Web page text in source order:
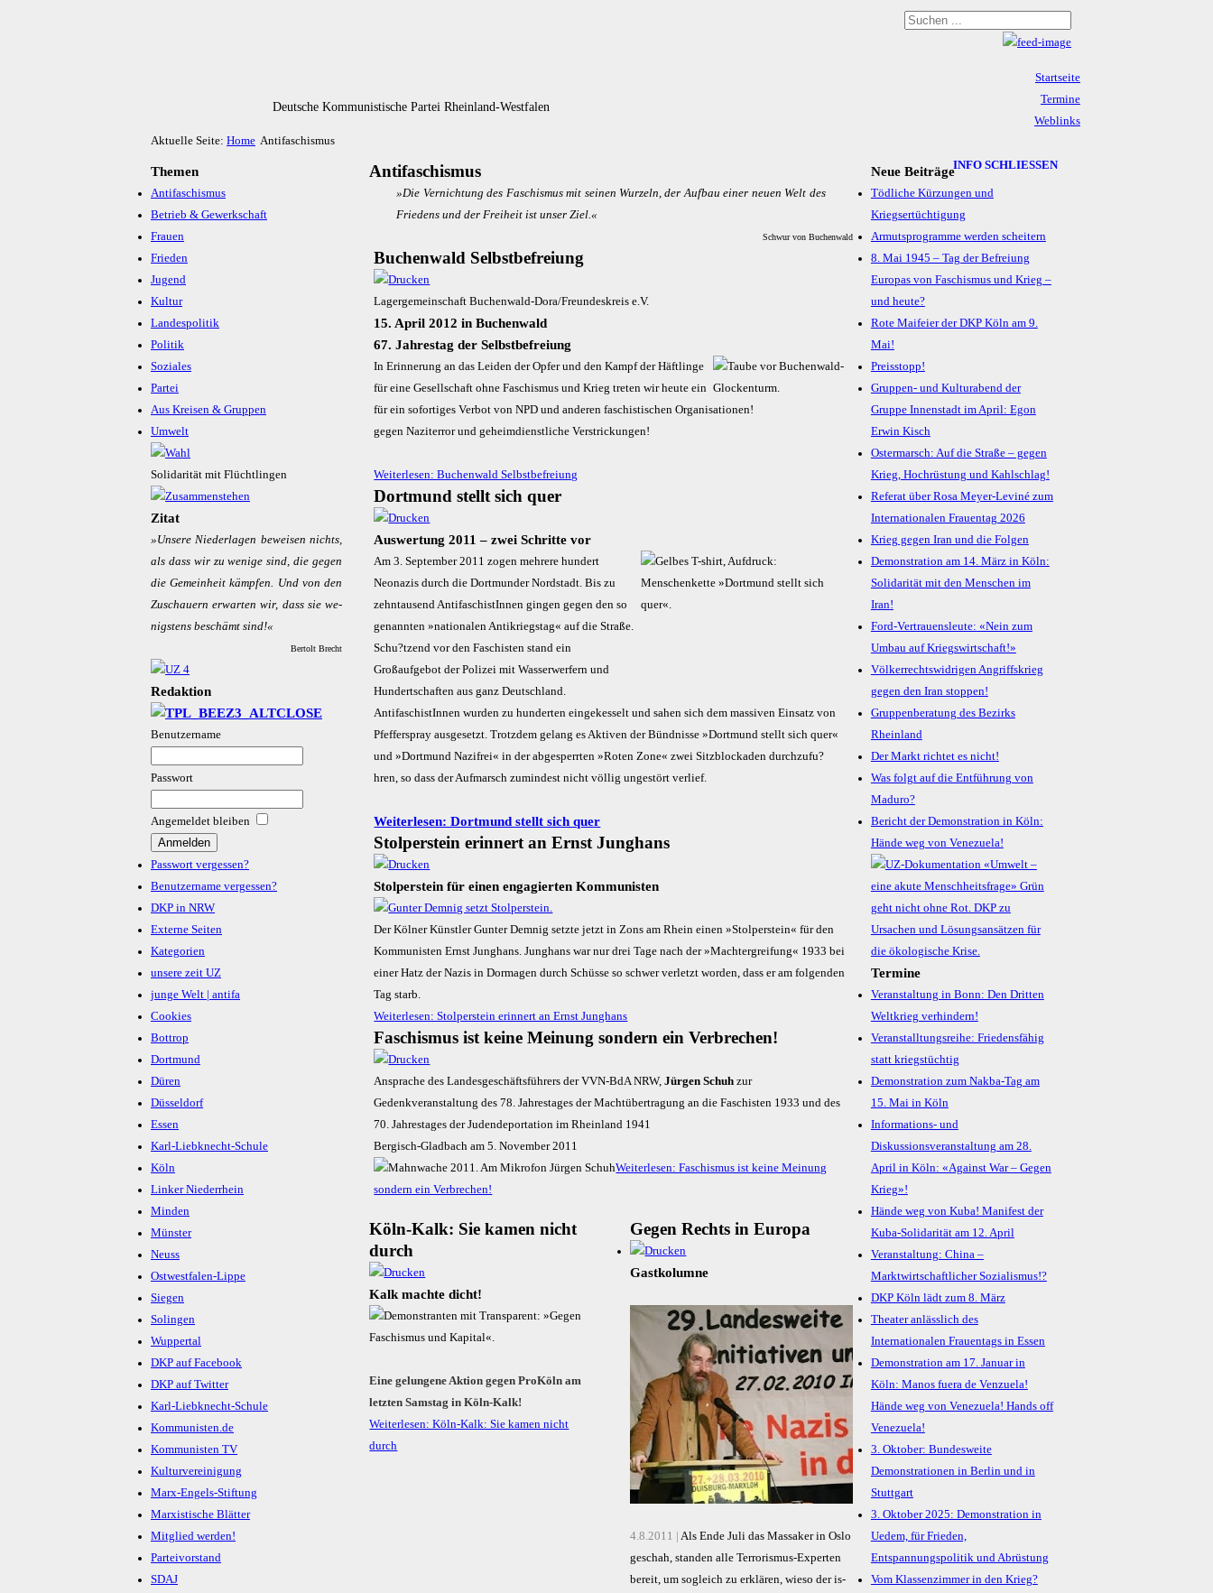
Deutsche Kommunistische Partei Rheinland-Westfalen
Startseite
Termine
Weblinks
Impressum & Datenschutz
Aktuelle Seite: Home Antifaschismus
Themen
Antifaschismus
Betrieb & Gewerkschaft
Frauen
Frieden
Jugend
Kultur
Landespolitik
Politik
Soziales
Partei
Aus Kreisen & Gruppen
Umwelt
Solidarität mit Flüchtlingen
Zitat
»Un­se­re Nie­der­la­gen be­wei­sen nichts,
als dass wir zu we­ni­ge sind, die ge­gen
die Ge­mein­heit kämp­fen. Und von den
Zu­schau­ern er­war­ten wir, dass sie we­
nigs­tens be­schämt sind!«
Bertolt Brecht
Redaktion
Benutzername
Passwort
Angemeldet bleiben
Passwort vergessen?
Benutzername vergessen?
DKP in NRW
Externe Seiten
Kategorien
unsere zeit UZ
junge Welt | antifa
Cookies
Bottrop
Dortmund
Düren
Düsseldorf
Essen
Karl-Liebknecht-Schule
Köln
Linker Niederrhein
Minden
Münster
Neuss
Ostwestfalen-Lippe
Siegen
Solingen
Wuppertal
DKP auf Facebook
DKP auf Twitter
Karl-Liebknecht-Schule
Kommunisten.de
Kommunisten TV
Kulturvereinigung
Marx-Engels-Stiftung
Marxistische Blätter
Mitglied werden!
Parteivorstand
SDAJ
Antifaschismus
»Die Ver­nich­tung des Fa­schis­mus mit sei­nen Wur­zeln, der Auf­bau ei­ner neu­en Welt des
Frie­dens und der Frei­heit ist un­ser Ziel.«
Schwur von Buchenwald
Buchenwald Selbstbefreiung
Lagergemeinschaft Buchenwald-Dora/Freundeskreis e.V.
15. April 2012 in Buchenwald
67. Jahrestag der Selbstbefreiung
In Erinnerung an das Leiden der Opfer und den Kampf der Häftlinge
für eine Gesellschaft ohne Faschismus und Krieg treten wir heute ein
für ein sofortiges Verbot von NPD und anderen faschistischen Organisationen!
gegen Naziterror und geheimdienstliche Verstrickungen!
Weiterlesen: Buchenwald Selbstbefreiung
Dortmund stellt sich quer
Auswertung 2011 – zwei Schritte vor
Am 3. September 2011 zogen mehrere hundert
Neonazis durch die Dortmunder Nordstadt. Bis zu
zehntausend AntifaschistInnen gingen gegen den so
genannten »nationalen Antikriegstag« auf die Straße.
Schu?tzend vor den Faschisten stand ein
Großaufgebot der Polizei mit Wasserwerfern und
Hundertschaften aus ganz Deutschland.
AntifaschistInnen wurden zu hunderten eingekesselt und sahen sich dem massiven Einsatz von
Pfefferspray ausgesetzt. Trotzdem gelang es Aktiven der Bündnisse »Dortmund stellt sich quer«
und »Dortmund Nazifrei« in der abgesperrten »Roten Zone« zwei Sitzblockaden durchzufu?
hren, so dass der Aufmarsch zumindest nicht völlig ungestört verlief.
Weiterlesen: Dortmund stellt sich quer
Stolperstein erinnert an Ernst Junghans
Stolperstein für einen engagierten Kommunisten
Der Kölner Künstler Gunter Demnig setzte jetzt in Zons am Rhein einen »Stolperstein« für den
Kommunisten Ernst Junghans. Junghans war nur drei Tage nach der »Machtergreifung« 1933 bei
einer Hatz der Nazis in Dormagen durch Schüsse so schwer verletzt worden, dass er am folgenden
Tag starb.
Weiterlesen: Stolperstein erinnert an Ernst Junghans
Faschismus ist keine Meinung sondern ein Verbrechen!
Ansprache des Landesgeschäftsführers der VVN-BdA NRW,Jürgen Schuh zur
Gedenkveranstaltung des 78. Jahrestages der Macht­über­tra­gung an die Faschisten 1933 und des
70. Jahres­tages der Juden­de­por­ta­tion im Rheinland 1941
Bergisch-Gladbach am 5. November 2011
Weiterlesen: Faschismus ist keine Meinung
sondern ein Verbrechen!
Köln-Kalk: Sie kamen nicht
durch
Kalk machte dicht!
Eine gelungene Aktion gegen ProKöln am
letzten Samstag in Köln-Kalk!
Weiterlesen: Köln-Kalk: Sie kamen nicht
durch
Gegen Rechts in Europa
Gastkolumne
4.8.2011 |
Als Ende Juli das Mas­sa­ker in Oslo
geschah, stan­den alle Ter­ro­ris­mus-Ex­per­ten
bereit, um so­gleich zu erklä­ren, wie­so der is­
INFO SCHLIESSEN
Neue Beiträge
Tödliche Kürzungen und
Kriegsertüchtigung
Armutsprogramme werden scheitern
8. Mai 1945 – Tag der Befreiung
Europas von Faschismus und Krieg –
und heute?
Rote Maifeier der DKP Köln am 9.
Mai!
Preisstopp!
Gruppen- und Kulturabend der
Gruppe Innenstadt im April: Egon
Erwin Kisch
Ostermarsch: Auf die Straße – gegen
Krieg, Hochrüstung und Kahlschlag!
Referat über Rosa Meyer-Leviné zum
Internationalen Frauentag 2026
Krieg gegen Iran und die Folgen
Demonstration am 14. März in Köln:
Solidarität mit den Menschen im
Iran!
Ford-Vertrauensleute: «Nein zum
Umbau auf Kriegswirtschaft!»
Völkerrechtswidrigen Angriffskrieg
gegen den Iran stoppen!
Gruppenberatung des Bezirks
Rheinland
Der Markt richtet es nicht!
Was folgt auf die Entführung von
Maduro?
Bericht der Demonstration in Köln:
Hände weg von Venezuela!
Termine
Veranstaltung in Bonn: Den Dritten
Weltkrieg verhindern!
Veranstalltungsreihe: Friedensfähig
statt kriegstüchtig
Demonstration zum Nakba-Tag am
15. Mai in Köln
Informations- und
Diskussionsveranstaltung am 28.
April in Köln: «Against War – Gegen
Krieg»!
Hände weg von Kuba! Manifest der
Kuba-Solidarität am 12. April
Veranstaltung: China –
Marktwirtschaftlicher Sozialismus!?
DKP Köln lädt zum 8. März
Theater anlässlich des
Internationalen Frauentags in Essen
Demonstration am 17. Januar in
Köln: Manos fuera de Venzuela!
Hände weg von Venezuela! Hands off
Venezuela!
3. Oktober: Bundesweite
Demonstrationen in Berlin und in
Stuttgart
3. Oktober 2025: Demonstration in
Uedem, für Frieden,
Entspannungspolitik und Abrüstung
Vom Klassenzimmer in den Krieg?